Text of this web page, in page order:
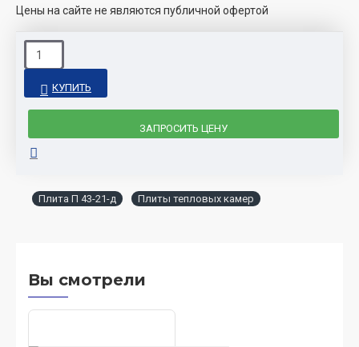
Цены на сайте не являются публичной офертой
КУПИТЬ
ЗАПРОСИТЬ ЦЕНУ
Плита П 43-21-д Плиты тепловых камер
Вы смотрели